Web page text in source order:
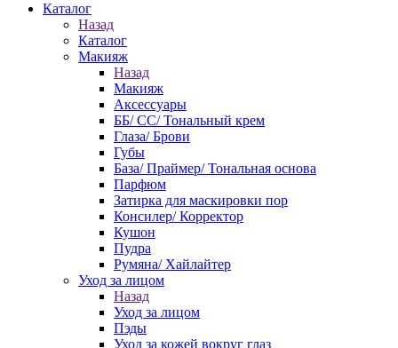
Каталог
Назад
Каталог
Макияж
Назад
Макияж
Аксессуары
ББ/ СС/ Тональный крем
Глаза/ Брови
Губы
База/ Праймер/ Тональная основа
Парфюм
Затирка для маскировки пор
Консилер/ Корректор
Кушон
Пудра
Румяна/ Хайлайтер
Уход за лицом
Назад
Уход за лицом
Пэды
Уход за кожей вокруг глаз